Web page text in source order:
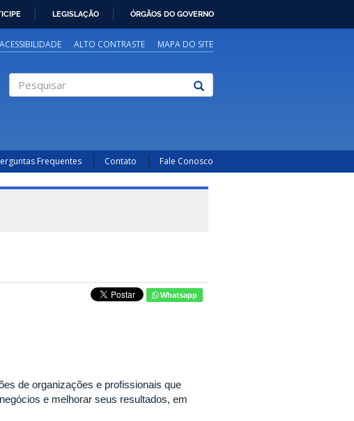
LEGISLAÇÃO ÓRGÃOS DO GOVERNO
ACESSIBILIDADE ALTO CONTRASTE MAPA DO SITE
Frequentes Contato Fale Conosco
Whatsapp
de organizações e profissionais que
e melhorar seus resultados, em